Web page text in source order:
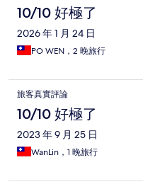
10/10 好極了
2026 年 1 月 24 日
PO WEN，2 晚旅行
旅客真實評論
10/10 好極了
2023 年 9 月 25 日
WanLin，1 晚旅行